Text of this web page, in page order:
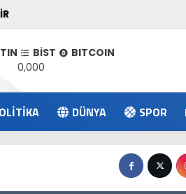
BİST
0,000
BITCOIN
DÜNYA SPOR